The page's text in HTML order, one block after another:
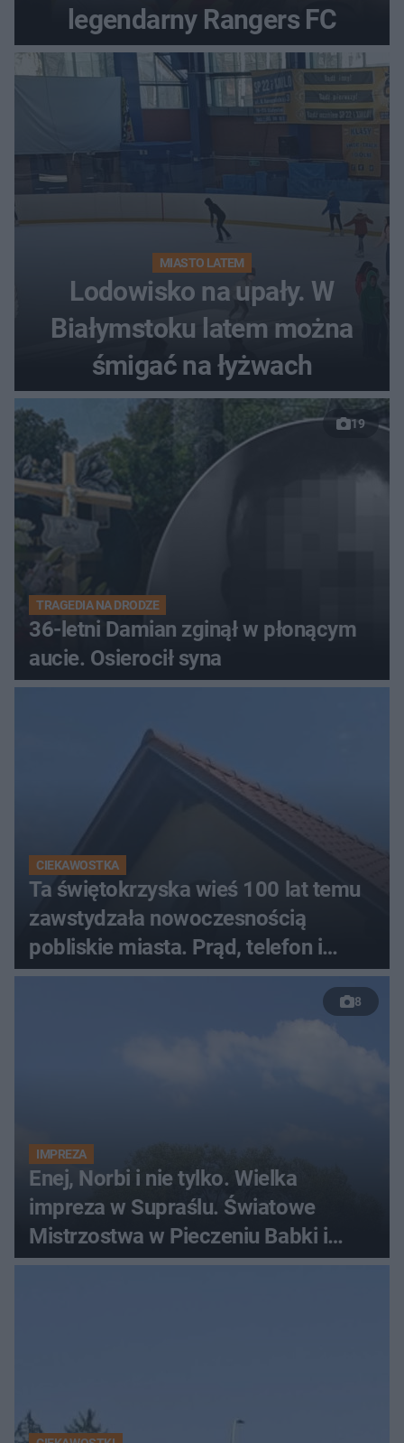
legendarny Rangers FC
MIASTO LATEM
Lodowisko na upały. W
Białymstoku latem można
śmigać na łyżwach
19
TRAGEDIA NA DRODZE
36-letni Damian zginął w płonącym
aucie. Osierocił syna
CIEKAWOSTKA
Ta świętokrzyska wieś 100 lat temu
zawstydzała nowoczesnością
pobliskie miasta. Prąd, telefon i
luksusowa auta
8
IMPREZA
Enej, Norbi i nie tylko. Wielka
impreza w Supraślu. Światowe
Mistrzostwa w Pieczeniu Babki i
Kiszki Ziemniaczanej